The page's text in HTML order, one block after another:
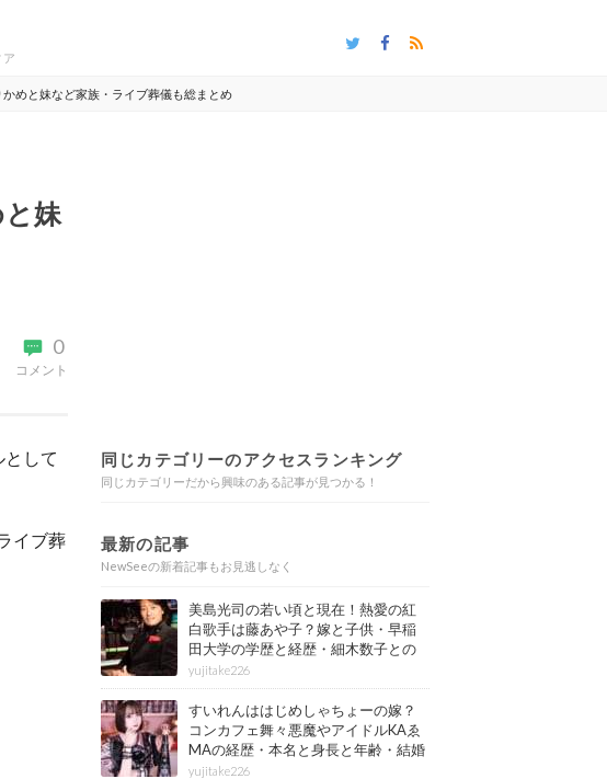
ア
めと妹など家族・ライブ葬儀も総まとめ
妹
0
コメント
して
イブ葬
同じカテゴリーのアクセスランキング
同じカテゴリーだから興味のある記事が見つかる！
最新の記事
NewSeeの新着記事もお見逃しなく
美島光司の若い頃と現在！熱愛の紅
白歌手は藤あや子？嫁と子供・早稲
田大学の学歴と経歴・細木数子との
確執もまとめ
yujitake226
すいれんははじめしゃちょーの嫁？
コンカフェ舞々悪魔やアイドルKAゑ
MAの経歴・本名と身長と年齢・結婚
情報もまとめ
yujitake226